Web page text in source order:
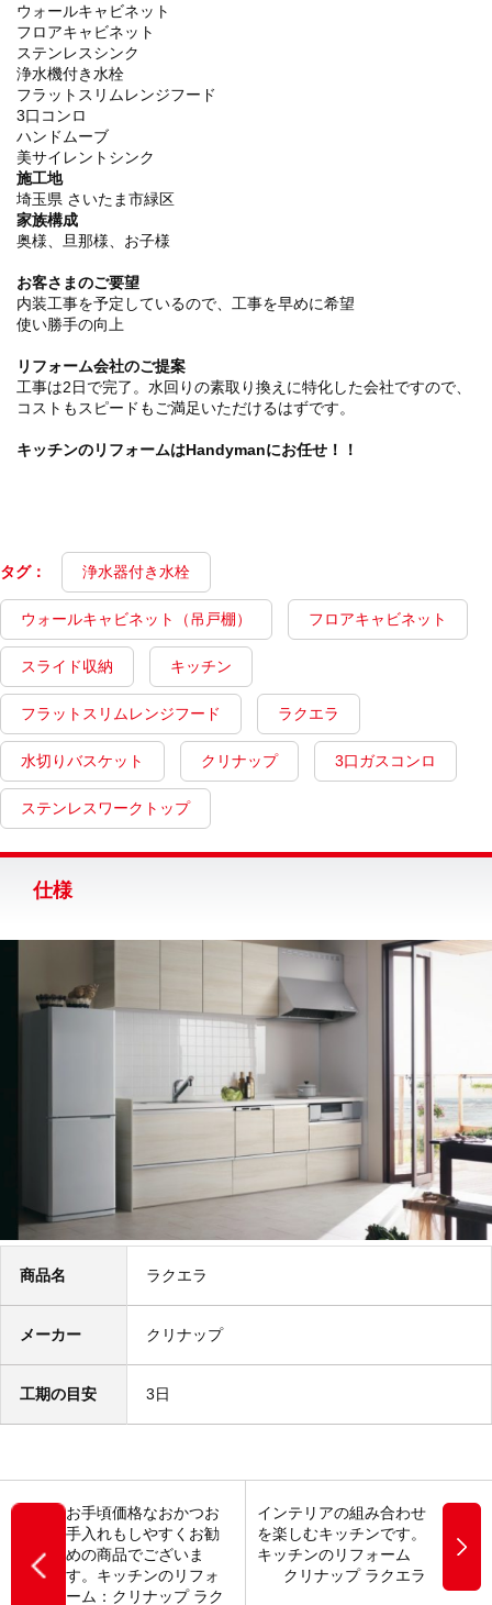
ウォールキャビネット
フロアキャビネット
ステンレスシンク
浄水機付き水栓
フラットスリムレンジフード
3口コンロ
ハンドムーブ
美サイレントシンク
施工地
埼玉県 さいたま市緑区
家族構成
奥様、旦那様、お子様
お客さまのご要望
内装工事を予定しているので、工事を早めに希望
使い勝手の向上
リフォーム会社のご提案
工事は2日で完了。水回りの素取り換えに特化した会社ですので、
コストもスピードもご満足いただけるはずです。
キッチンのリフォームはHandymanにお任せ！！
タグ： 浄水器付き水栓
ウォールキャビネット（吊戸棚） フロアキャビネット
スライド収納 キッチン
フラットスリムレンジフード ラクエラ
水切りバスケット クリナップ 3口ガスコンロ
ステンレスワークトップ
仕様
商品名 ラクエラ
メーカー クリナップ
工期の目安 3日
お手頃価格なおかつお
手入れもしやすくお勧
めの商品でございま
す。キッチンのリフォ
ーム：クリナップ ラク
インテリアの組み合わせ
を楽しむキッチンです。
キッチンのリフォーム
クリナップ ラクエラ